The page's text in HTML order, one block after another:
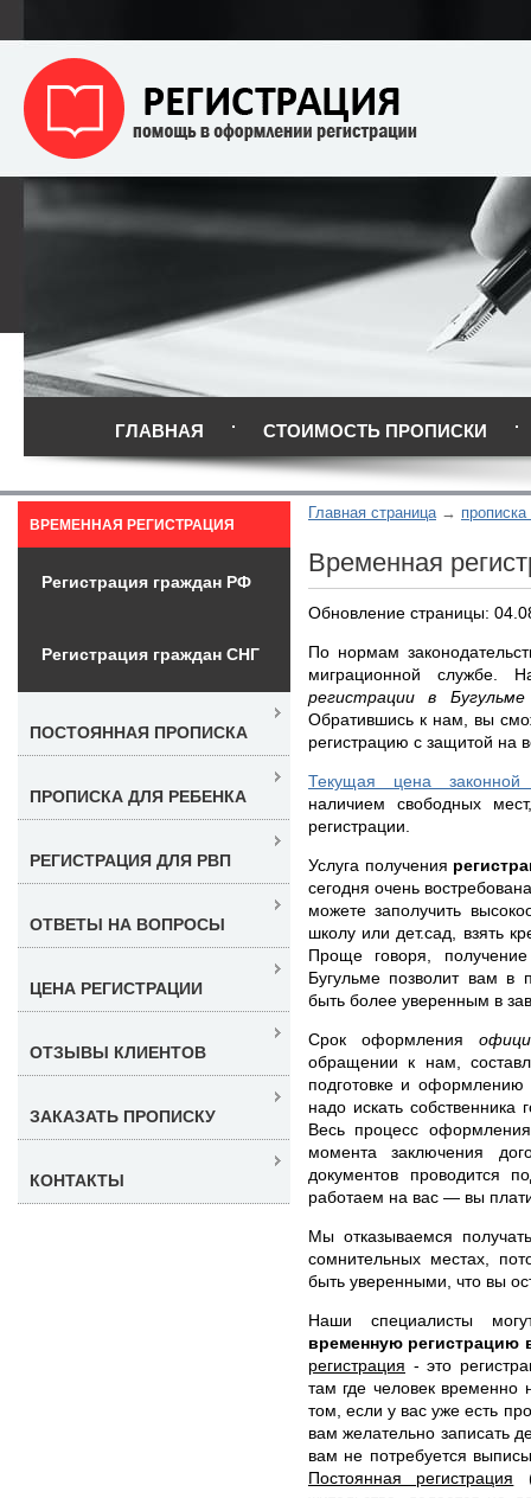
ГЛАВНАЯ СТОИМОСТЬ ПРОПИСКИ
Главная страница
Временная
Обновление страницы:
По нормам
миграционной службе.
регистрации в
Обратившись к нам, вы
регистрацию с защитой на
Текущая цена
наличием свободных
регистрации.
Услуга получения
сегодня очень
можете заполучить
школу или дет.сад, взять
Проще говоря,
Бугульме позволит вам в
быть более уверенным в
Срок оформления
обращении к нам,
подготовке и
надо искать собственника
Весь процесс
момента заключения
документов проводится
работаем на вас — вы
Мы отказываемся
сомнительных местах,
быть уверенными, что вы
Наши специалисты
временную регистрацию
регистрация - это
там где человек временно
том, если у вас уже есть
вам желательно записать
вам не потребуется
Постоянная регистрация
ВРЕМЕННАЯ РЕГИСТРАЦИЯ
Регистрация граждан РФ
Регистрация граждан СНГ
ПОСТОЯННАЯ ПРОПИСКА
ПРОПИСКА ДЛЯ РЕБЕНКА
РЕГИСТРАЦИЯ ДЛЯ РВП
ОТВЕТЫ НА ВОПРОСЫ
ЦЕНА РЕГИСТРАЦИИ
ОТЗЫВЫ КЛИЕНТОВ
ЗАКАЗАТЬ ПРОПИСКУ
КОНТАКТЫ